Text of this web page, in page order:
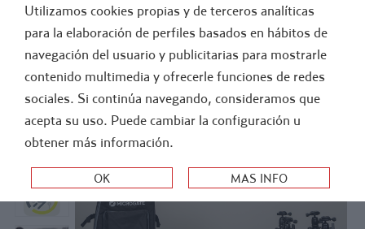
- NOVEDADES
KIT WITTY PRO- GATES CON PROMOVE APP
(SIN CRONÓMETRO). MICROGATE
Utilizamos cookies propias y de terceros analíticas
para la elaboración de perfiles basados en hábitos de
navegación del usuario y publicitarias para mostrarle
contenido multimedia y ofrecerle funciones de redes
sociales. Si continúa navegando, consideramos que
acepta su uso. Puede cambiar la configuración u
obtener más información.